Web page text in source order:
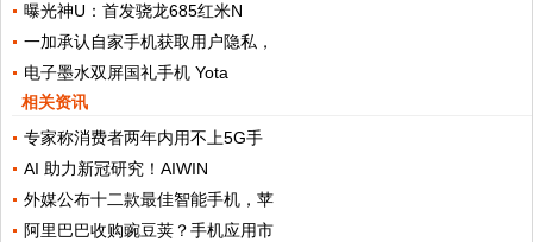
曝光神U：首发骁龙685红米N
一加承认自家手机获取用户隐私，
电子墨水双屏国礼手机 Yota
相关资讯
专家称消费者两年内用不上5G手
AI 助力新冠研究！AIWIN
外媒公布十二款最佳智能手机，苹
阿里巴巴收购豌豆荚？手机应用市